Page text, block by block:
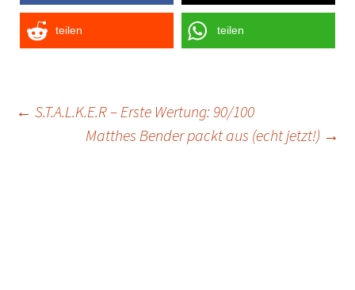
teilen teilen
Post
← S.T.A.L.K.E.R – Erste Wertung: 90/100
Matthes Bender packt aus (echt jetzt!) →